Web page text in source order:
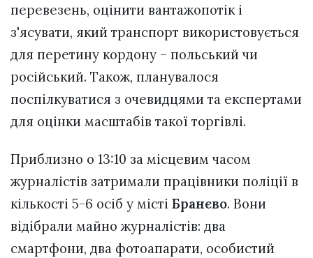
перевезень, оцінити вантажопотік і
з'ясувати, який транспорт використовується
для перетину кордону – польський чи
російський. Також, планувалося
поспілкуватися з очевидцями та експертами
для оцінки масштабів такої торгівлі.
Приблизно о 13:10 за місцевим часом
журналістів затримали працівники поліції в
кількості 5-6 осіб у місті Бранєво. Вони
відібрали майно журналістів: два
смартфони, два фотоапарати, особистий